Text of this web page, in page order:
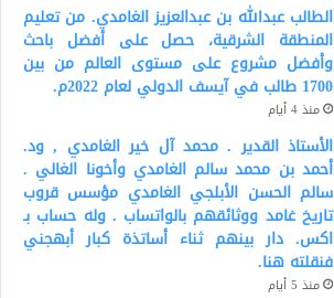
الطالب عبدالله بن عبدالعزيز الغامدي. من تعليم
المنطقة الشرقية، حصل على أفضل باحث
وأفضل مشروع على مستوى العالم من بين
1700 طالب في آيسف الدولي لعام 2022م.
منذ 4 أيام
الأستاذ القدير . محمد آل خير الغامدي , ود.
أحمد بن محمد سالم الغامدي وأخونا الغالي .
سالم الحسن الأبلجي الغامدي مؤسس قروب
تاريخ غامد ووثائقهم بالواتساب . وله حساب بـ
اكس. دار بينهم ثناء أساتذة كبار أبهجني
فنقلته هنا.
منذ 5 أيام